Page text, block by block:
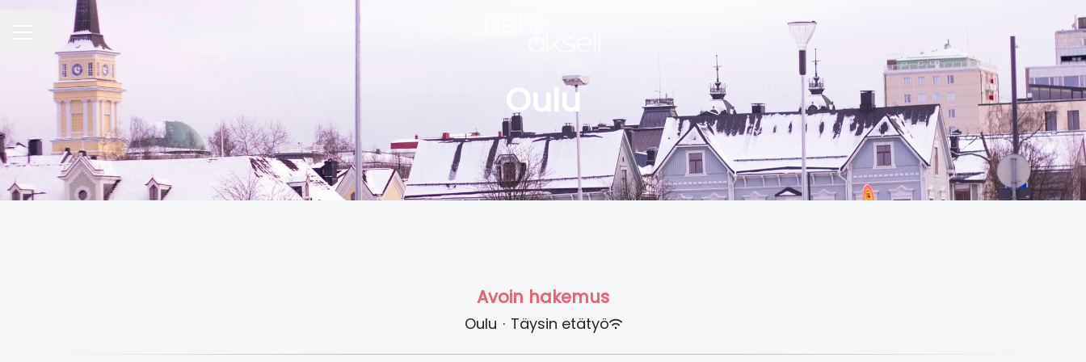
URAVALIKKO
Jaa sivu
Oulu
Avoin hakemus
Oulu · Täysin etätyö